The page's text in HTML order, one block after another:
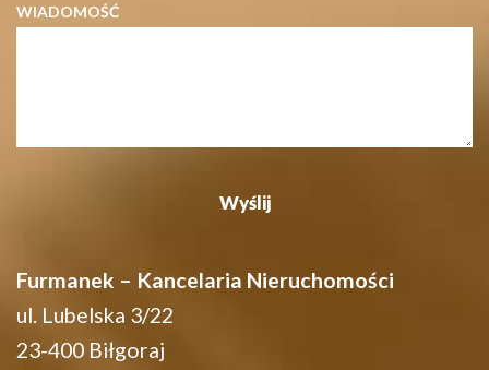
WIADOMOŚĆ
Furmanek – Kancelaria Nieruchomości
ul. Lubelska 3/22
23-400 Biłgoraj